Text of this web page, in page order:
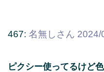
467: 名無しさん 2024/
ピクシー使ってるけど